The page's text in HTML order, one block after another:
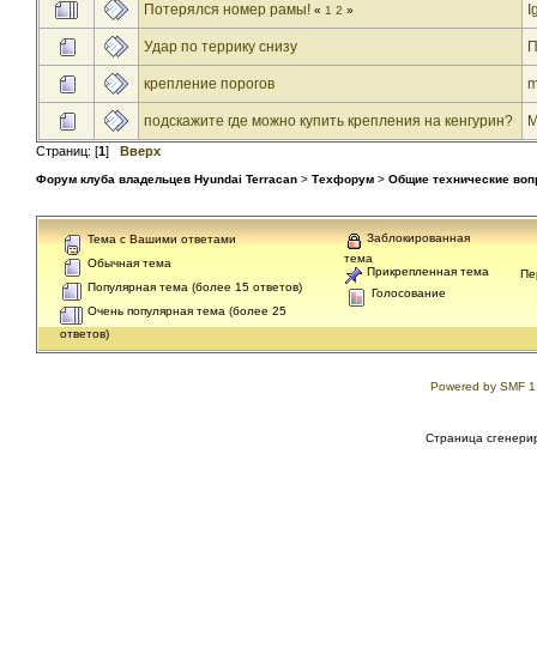
Потерялся номер рамы! « 1 2 »
Удар по террику снизу
крепление порогов
подскажите где можно купить крепления на кенгурин?
Страниц: [1] Вверх
Форум клуба владельцев Hyundai Terracan > Техфорум > Общие технические
Тема с Вашими ответами
Обычная тема
Популярная тема (более 15 ответов)
Очень популярная тема (более 25
ответов)
Заблокированная
тема
Прикрепленная тема
Голосование
Powered by SMF
Страница